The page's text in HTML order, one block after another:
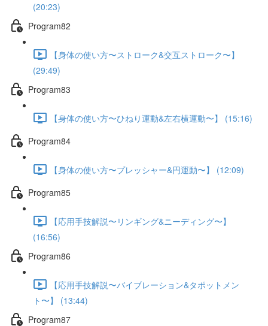
(20:23)
Program82
【身体の使い方〜ストローク&交互ストローク〜】
(29:49)
Program83
【身体の使い方〜ひねり運動&左右横運動〜】 (15:16)
Program84
【身体の使い方〜プレッシャー&円運動〜】 (12:09)
Program85
【応用手技解説〜リンギング&ニーディング〜】
(16:56)
Program86
【応用手技解説〜バイブレーション&タポットメン
ト〜】 (13:44)
Program87